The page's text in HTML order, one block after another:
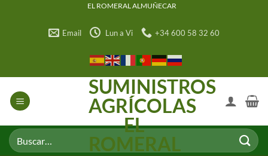
EL ROMERAL ALMUÑECAR
Email Lun a Vi +34 600 58 32 60
SUMINISTROS
AGRÍCOLAS
EL
ROMERAL
Buscar
por: